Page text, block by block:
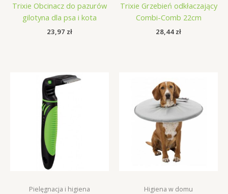
Trixie Obcinacz do pazurów
gilotyna dla psa i kota
23,97 zł
Trixie Grzebień odkłaczający
Combi-Comb 22cm
28,44 zł
Pielęgnacja i higiena Higiena w domu